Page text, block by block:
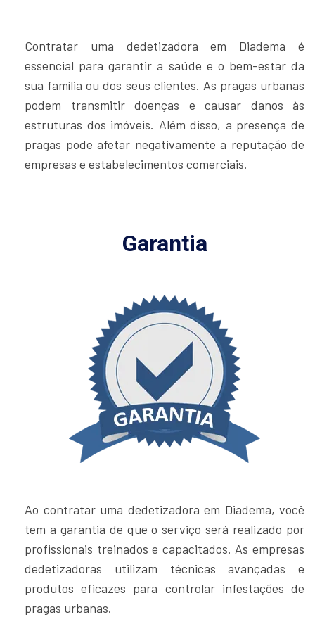
Contratar uma dedetizadora em Diadema é
essencial para garantir a saúde e o bem-estar da
sua família ou dos seus clientes. As pragas urbanas
podem transmitir doenças e causar danos às
estruturas dos imóveis. Além disso, a presença de
pragas pode afetar negativamente a reputação de
empresas e estabelecimentos comerciais.
Garantia
Ao contratar uma dedetizadora em Diadema, você
tem a garantia de que o serviço será realizado por
profissionais treinados e capacitados. As empresas
dedetizadoras utilizam técnicas avançadas e
produtos eficazes para controlar infestações de
pragas urbanas.